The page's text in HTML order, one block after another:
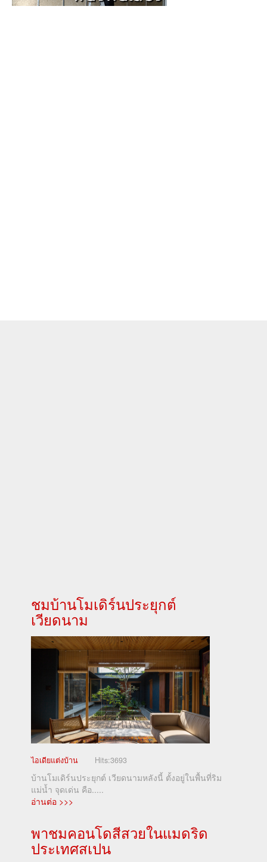
ชมบ้านโมเดิร์นประยุกต์
เวียดนาม
ไอเดียแต่งบ้าน Hits:3693
บ้านโมเดิร์นประยุกต์ เวียดนามหลังนี้ ตั้งอยู่ในพื้นที่ริม
แม่น้ำ จุดเด่น คือ.....
อ่านต่อ >>>
พาชมคอนโดสีสวยในแมดริด
ประเทศสเปน